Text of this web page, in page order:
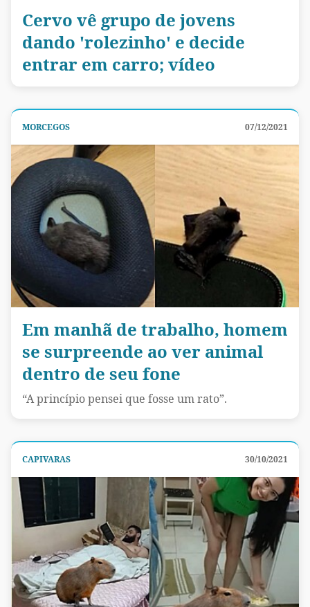
Cervo vê grupo de jovens
dando 'rolezinho' e decide
entrar em carro; vídeo
MORCEGOS 07/12/2021
Em manhã de trabalho, homem
se surpreende ao ver animal
dentro de seu fone
“A princípio pensei que fosse um rato”.
CAPIVARAS 30/10/2021